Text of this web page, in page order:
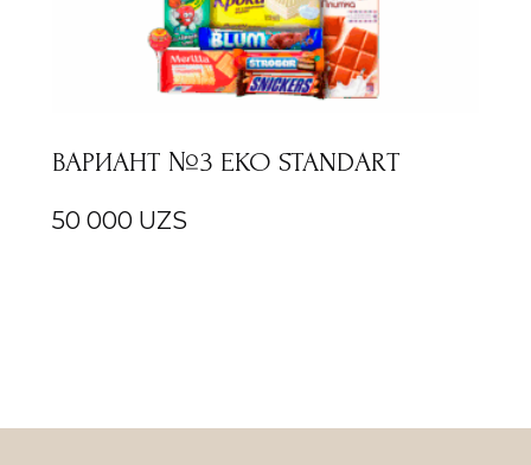
ВАРИАНТ №3 EKO STANDART
50 000 UZS